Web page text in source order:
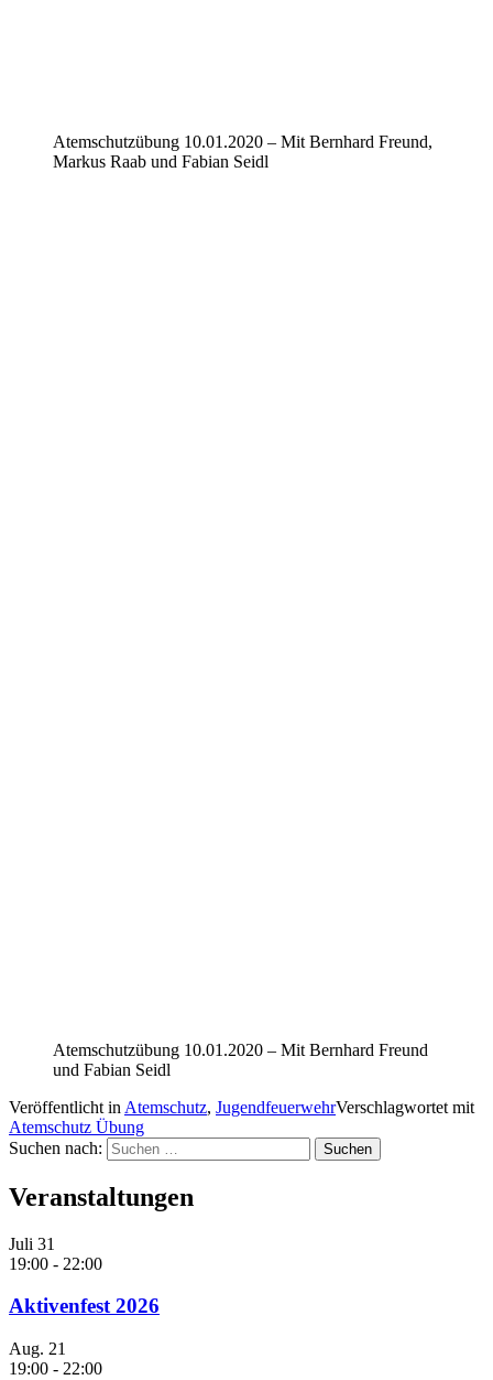
Atemschutzübung 10.01.2020 – Mit Bernhard Freund,
Markus Raab und Fabian Seidl
Atemschutzübung 10.01.2020 – Mit Bernhard Freund
und Fabian Seidl
Veröffentlicht in Atemschutz, JugendfeuerwehrVerschlagwortet mit
Atemschutz Übung
Suchen nach:
Veranstaltungen
Juli 31
19:00 - 22:00
Aktivenfest 2026
Aug. 21
19:00 - 22:00